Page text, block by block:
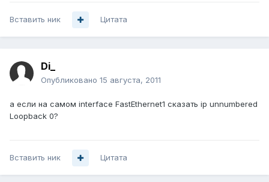
Вставить ник Цитата
Di_
Опубликовано 15 августа, 2011
а если на самом interface FastEthernet1 сказать ip unnumbered
Loopback 0?
Вставить ник Цитата